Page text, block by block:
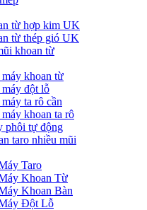
từ hợp kim UK
từ thép gió UK
khoan từ
khoan từ
đột lỗ
ta rô cần
khoan ta rô
phôi tự động
taro nhiều mũi
Taro
Khoan Từ
Khoan Bàn
Đột Lỗ